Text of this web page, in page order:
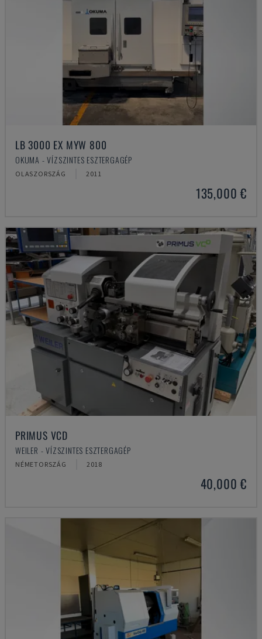
LB 3000 EX MYW 800
OKUMA - VÍZSZINTES ESZTERGAGÉP
OLASZORSZÁG 2011
135,000 €
PRIMUS VCD
WEILER - VÍZSZINTES ESZTERGAGÉP
NÉMETORSZÁG 2018
40,000 €